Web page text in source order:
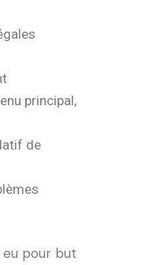
principal,
de
pour but